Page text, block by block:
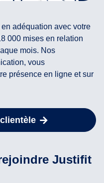
adéquation avec votre
000 mises en relation
mois. Nos
vous
présence en ligne et sur
Justifit